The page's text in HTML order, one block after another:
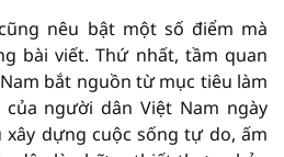
nêu bật một số điểm mà
bài viết. Thứ nhất, tầm quan
bắt nguồn từ mục tiêu làm
người dân Việt Nam ngày
dựng cuộc sống tự do, ấm